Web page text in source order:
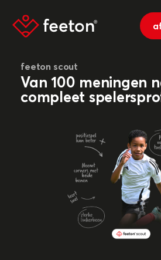
feeton scout
Van 100 meningen
compleet